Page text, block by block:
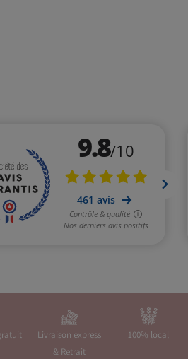
Livraison express
& Retrait
100% local